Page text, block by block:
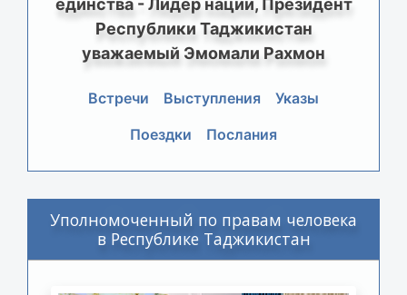
Республики Таджикистан
уважаемый Эмомали Рахмон
Встречи Выступления
Указы
Поездки
Послания
Уполномоченный по правам человека
в Республике Таджикистан